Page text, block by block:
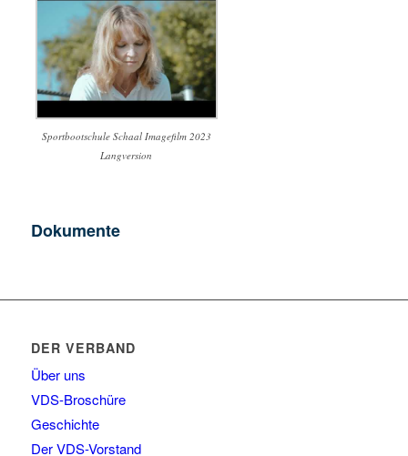
Sportbootschule Schaal Imagefilm 2023
Langversion
Dokumente
DER VERBAND
Über uns
VDS-Broschüre
Geschichte
Der VDS-Vorstand